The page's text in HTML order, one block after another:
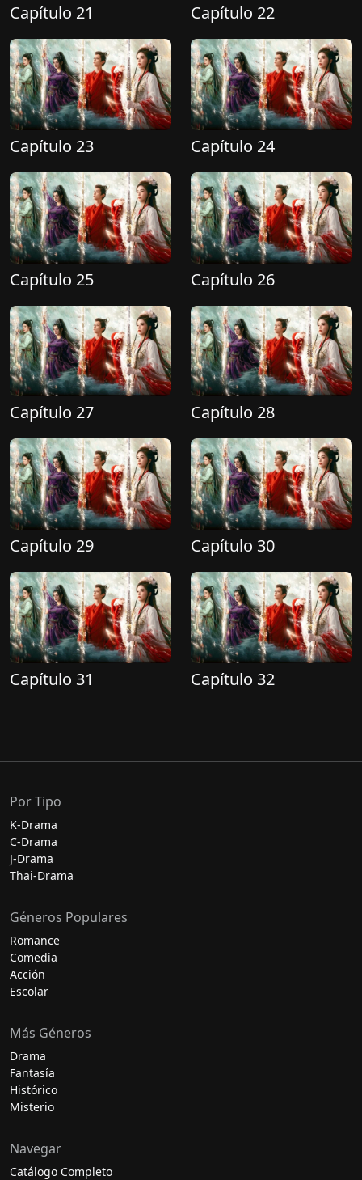
Capítulo 21 Capítulo 22
Capítulo 23 Capítulo 24
Capítulo 25 Capítulo 26
Capítulo 27 Capítulo 28
Capítulo 29 Capítulo 30
Capítulo 31 Capítulo 32
Por Tipo
K-Drama
C-Drama
J-Drama
Thai-Drama
Géneros Populares
Romance
Comedia
Acción
Escolar
Más Géneros
Drama
Fantasía
Histórico
Misterio
Navegar
Catálogo Completo